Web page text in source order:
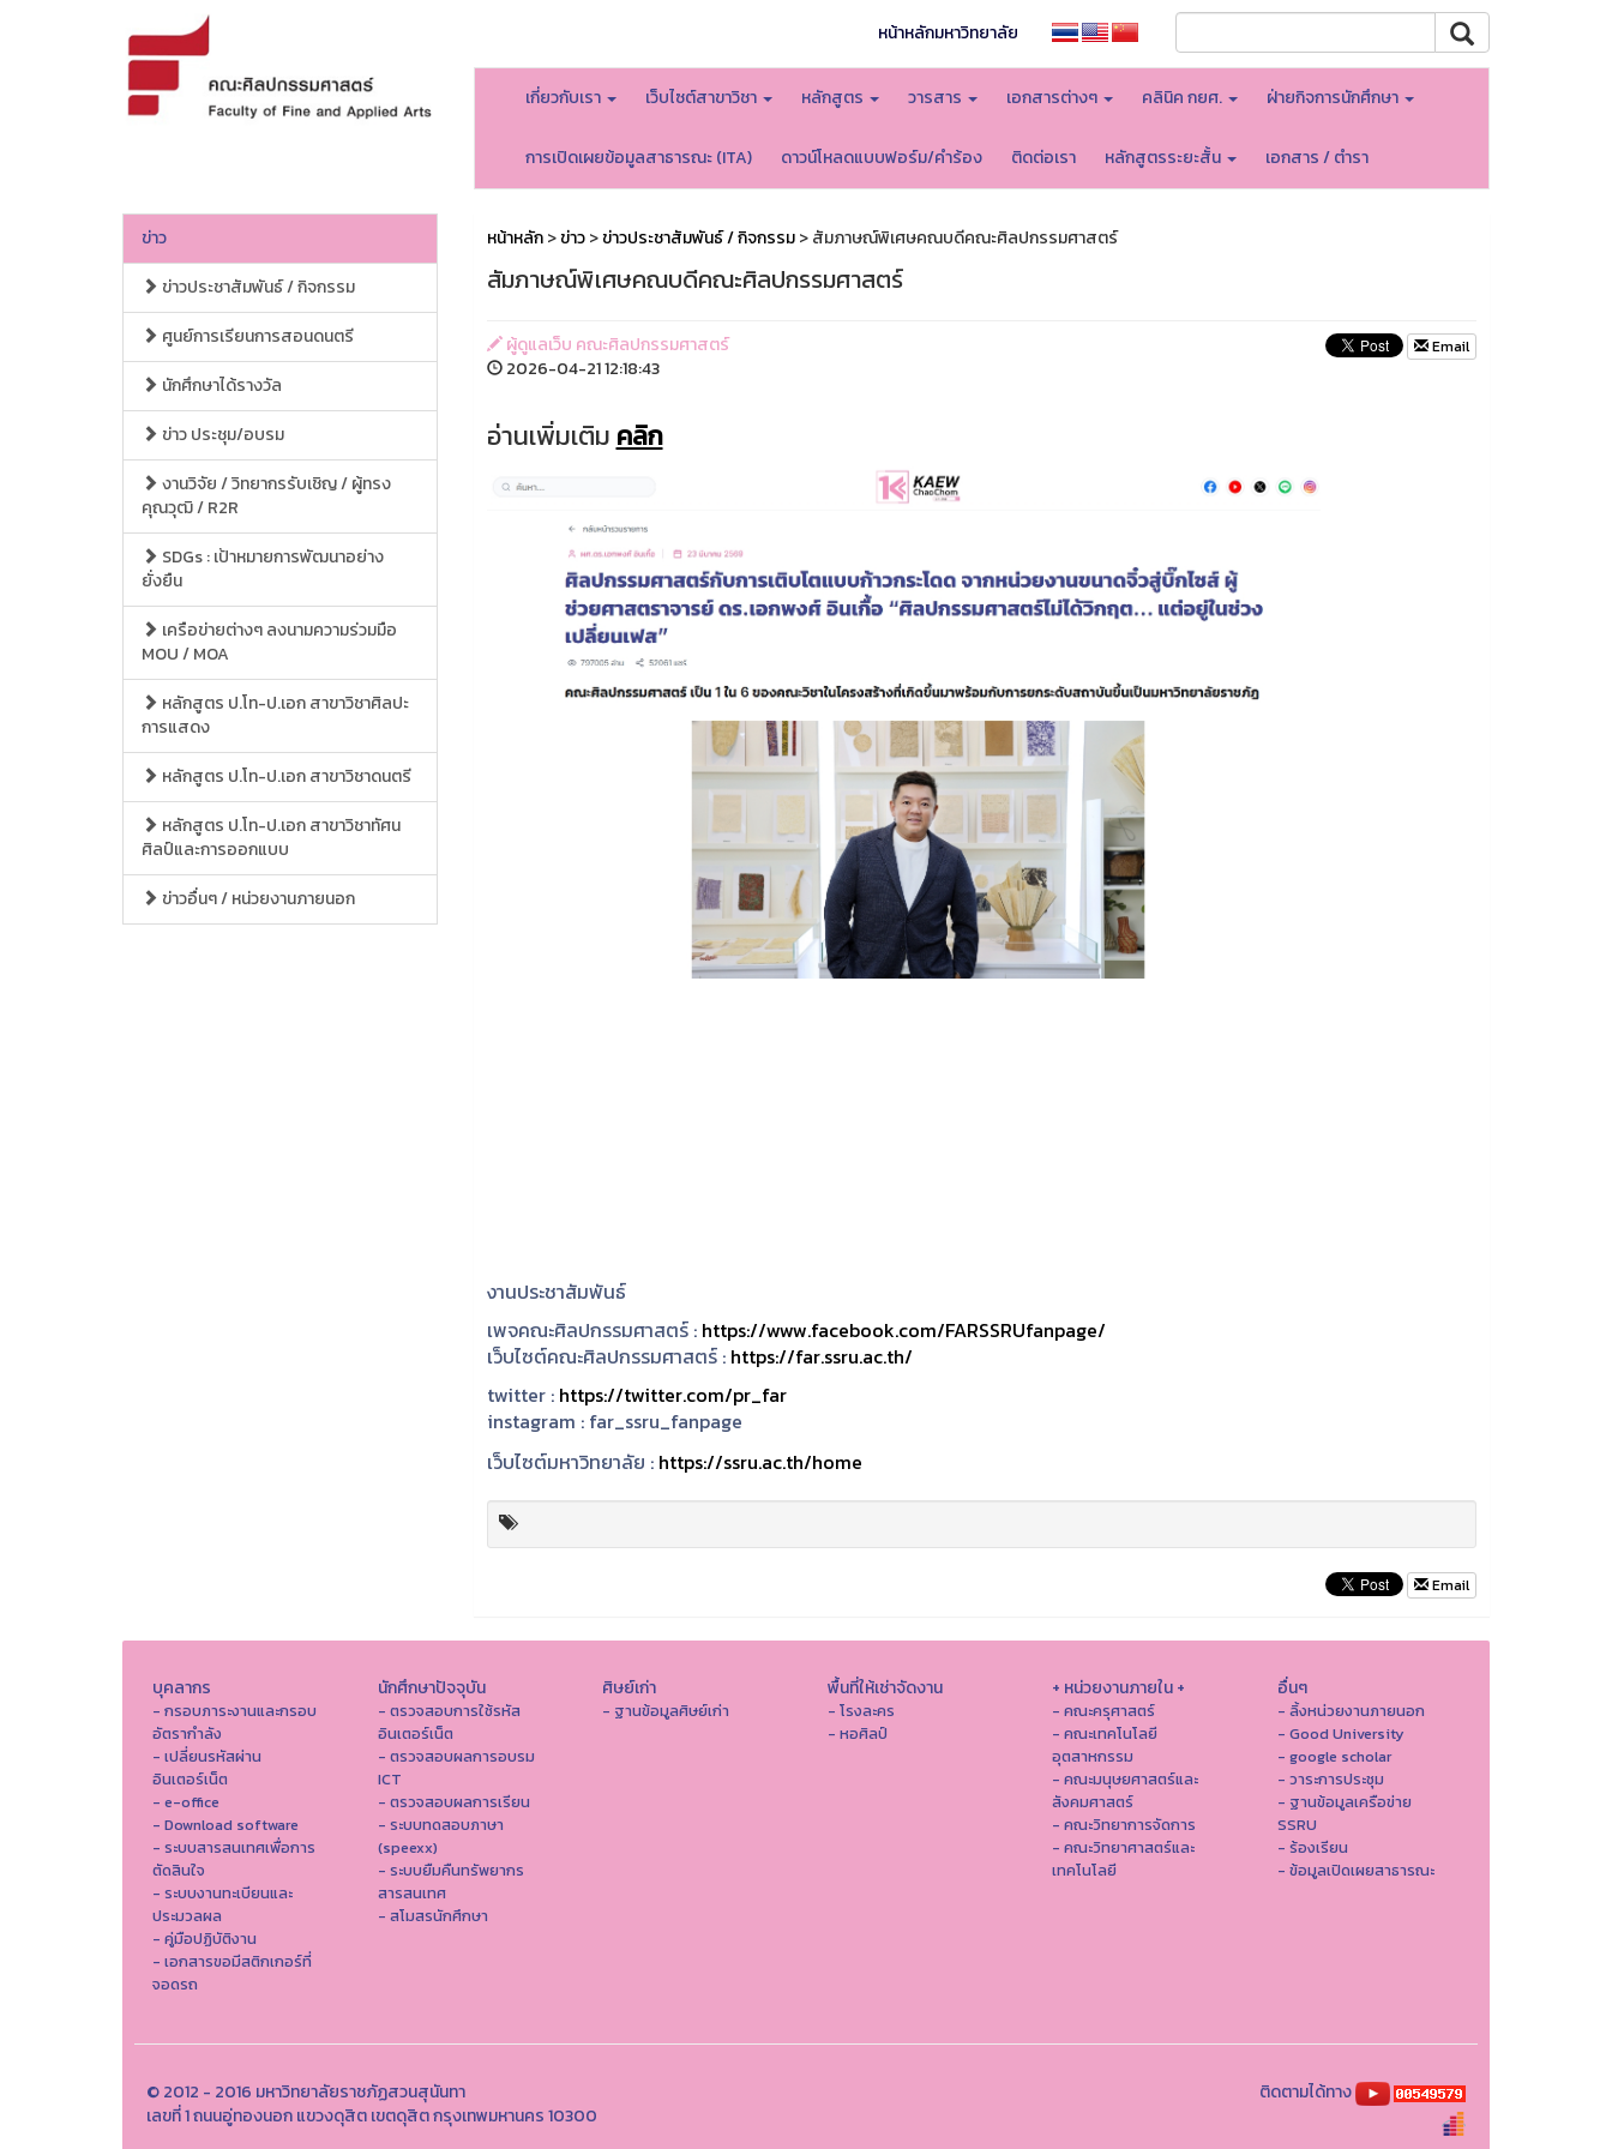
หน้าหลักมหาวิทยาลัย
เกี่ยวกับเรา เว็บไซต์สาขาวิชา หลักสูตร วารสาร เอกสารต่างๆ คลินิค กยศ. ฝ่ายกิจการนักศึกษา
การเปิดเผยข้อมูลสาธารณะ (ITA) ดาวน์โหลดแบบฟอร์ม/คำร้อง ติดต่อเรา หลักสูตรระยะสั้น เอกสาร / ตำรา
ข่าว
ข่าวประชาสัมพันธ์ / กิจกรรม
ศูนย์การเรียนการสอนดนตรี
นักศึกษาได้รางวัล
ข่าว ประชุม/อบรม
งานวิจัย / วิทยากรรับเชิญ / ผู้ทรง
คุณวุฒิ / R2R
SDGs : เป้าหมายการพัฒนาอย่าง
ยั่งยืน
เครือข่ายต่างๆ ลงนามความร่วมมือ
MOU / MOA
หลักสูตร ป.โท-ป.เอก สาขาวิชาศิลปะ
การแสดง
หลักสูตร ป.โท-ป.เอก สาขาวิชาดนตรี
หลักสูตร ป.โท-ป.เอก สาขาวิชาทัศน
ศิลป์และการออกแบบ
ข่าวอื่นๆ / หน่วยงานภายนอก
หน้าหลัก>ข่าว>ข่าวประชาสัมพันธ์ / กิจกรรม> สัมภาษณ์พิเศษคณบดีคณะศิลปกรรมศาสตร์
สัมภาษณ์พิเศษคณบดีคณะศิลปกรรมศาสตร์
ผู้ดูแลเว็บ คณะศิลปกรรมศาสตร์
2026-04-21 12:18:43
Email
อ่านเพิ่มเติม คลิก
งานประชาสัมพันธ์
เพจคณะศิลปกรรมศาสตร์ : https://www.facebook.com/FARSSRUfanpage/
เว็บไซต์คณะศิลปกรรมศาสตร์ : https://far.ssru.ac.th/
twitter : https://twitter.com/pr_far
instagram : far_ssru_fanpage
เว็บไซต์มหาวิทยาลัย : https://ssru.ac.th/home
Email
บุคลากร
- กรอบภาระงานและกรอบ
อัตรากำลัง
- เปลี่ยนรหัสผ่าน
อินเตอร์เน็ต
- e-office
- Download software
- ระบบสารสนเทศเพื่อการ
ตัดสินใจ
- ระบบงานทะเบียนและ
ประมวลผล
- คู่มือปฏิบัติงาน
- เอกสารขอมีสติกเกอร์ที่
จอดรถ
นักศึกษาปัจจุบัน
- ตรวจสอบการใช้รหัส
อินเตอร์เน็ต
- ตรวจสอบผลการอบรม
ICT
- ตรวจสอบผลการเรียน
- ระบบทดสอบภาษา
(speexx)
- ระบบยืมคืนทรัพยากร
สารสนเทศ
- สโมสรนักศึกษา
ศิษย์เก่า
- ฐานข้อมูลศิษย์เก่า
พื้นที่ให้เช่าจัดงาน
- โรงละคร
- หอศิลป์
+ หน่วยงานภายใน +
- คณะครุศาสตร์
- คณะเทคโนโลยี
อุตสาหกรรม
- คณะมนุษยศาสตร์และ
สังคมศาสตร์
- คณะวิทยาการจัดการ
- คณะวิทยาศาสตร์และ
เทคโนโลยี
อื่นๆ
- ลิ้งหน่วยงานภายนอก
- Good University
- google scholar
- วาระการประชุม
- ฐานข้อมูลเครือข่าย
SSRU
- ร้องเรียน
- ข้อมูลเปิดเผยสาธารณะ
© 2012 - 2016 มหาวิทยาลัยราชภัฏสวนสุนันทา
เลขที่ 1 ถนนอู่ทองนอก แขวงดุสิต เขตดุสิต กรุงเทพมหานคร 10300
ติดตามได้ทาง